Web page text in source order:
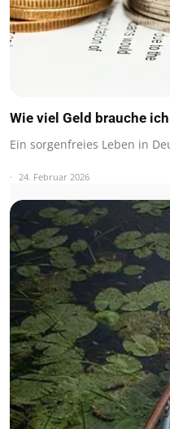
Wie viel Geld brauche
Ein sorgenfreies Leben in
24. Februar 2026